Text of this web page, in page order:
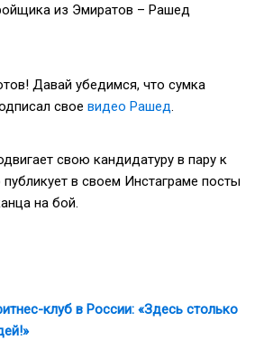
из Эмиратов – Рашед
Давай убедимся, что сумка
свое видео Рашед.
свою кандидатуру в пару к
в своем Инстаграме посты
на бой.
клуб в России: «Здесь столько